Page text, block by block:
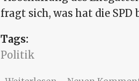
fragt sich, was hat die
Tags:
Politik